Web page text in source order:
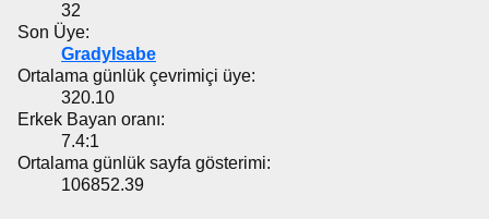
32
Son Üye:
GradyIsabe
Ortalama günlük çevrimiçi üye:
320.10
Erkek Bayan oranı:
7.4:1
Ortalama günlük sayfa gösterimi:
106852.39